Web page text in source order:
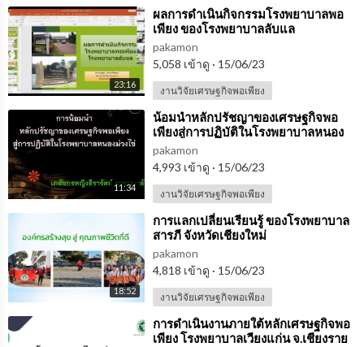
23:16
⁣ผลการดำเนินกิจกรรมโรงพยาบาลพอ
เพียง ของโรงพยาบาลลับแล
pakamon
5,058 เข้าดู · 15/06/23
งานวิจัยเศรษฐกิจพอเพียง
11:34
⁣น้อมนำหลักปรัชญาของเศรษฐกิจพอ
เพียงสู่การปฏิบัติในโรงพยาบาลหนอง
ม่วงไข่
pakamon
4,993 เข้าดู · 15/06/23
งานวิจัยเศรษฐกิจพอเพียง
18:52
⁣การแลกเปลี่ยนเรียนรู้ ของโรงพยาบาล
สารภี จังหวัดเชียงใหม่
pakamon
4,818 เข้าดู · 15/06/23
งานวิจัยเศรษฐกิจพอเพียง
⁣การดำเนินงานภายใต้หลักเศรษฐกิจพอ
เพียง โรงพยาบาลเวียงแก่น จ.เชียงราย